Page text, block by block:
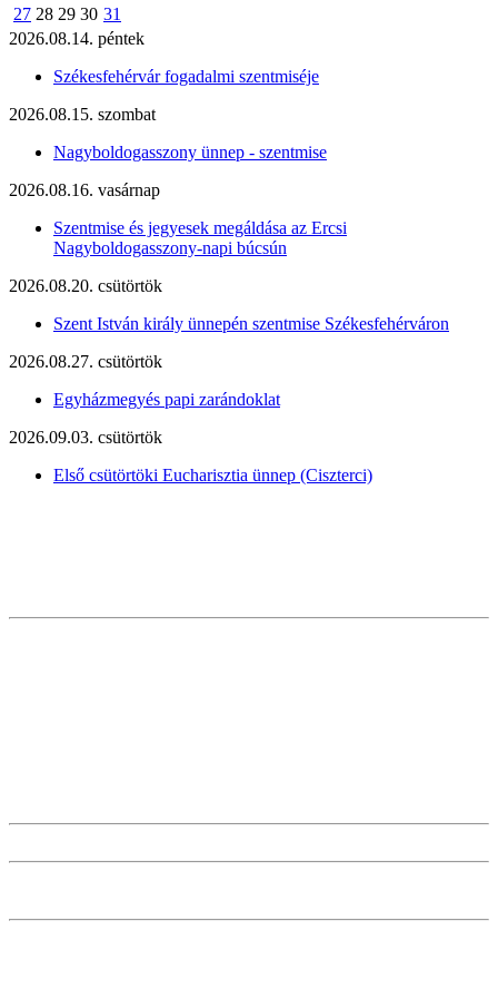
27 28 29 30 31
2026.08.14. péntek
Székesfehérvár fogadalmi szentmiséje
2026.08.15. szombat
Nagyboldogasszony ünnep - szentmise
2026.08.16. vasárnap
Szentmise és jegyesek megáldása az Ercsi
Nagyboldogasszony-napi búcsún
2026.08.20. csütörtök
Szent István király ünnepén szentmise Székesfehérváron
2026.08.27. csütörtök
Egyházmegyés papi zarándoklat
2026.09.03. csütörtök
Első csütörtöki Eucharisztia ünnep (Ciszterci)